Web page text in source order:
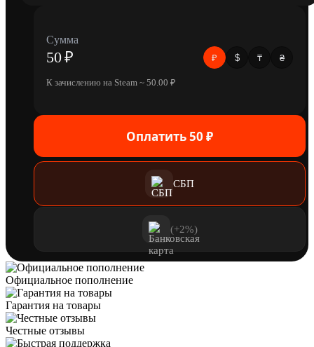
Сумма
50₽ ₽ $ ₸ ₴
К зачислению на Steam ~ 50.00 ₽
Оплатить 50 ₽
СБП
(+2%)
Официальное пополнение
Гарантия на товары
Честные отзывы